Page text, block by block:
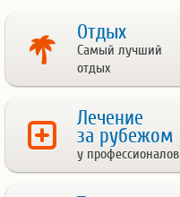
Отдых
Самый лучший
отдых
Лечение
за рубежом
у профессионалов